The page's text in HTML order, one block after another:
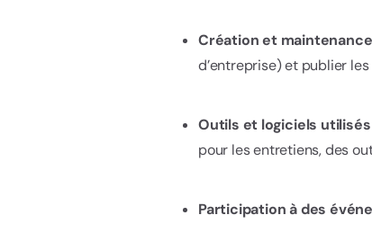
Création et
d’entreprise) et publier
Outils et logiciels
pour les entretiens, des
Participation à des